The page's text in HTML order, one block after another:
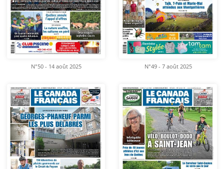
N°50 - 14 août 2025 N°49 - 7 août 2025